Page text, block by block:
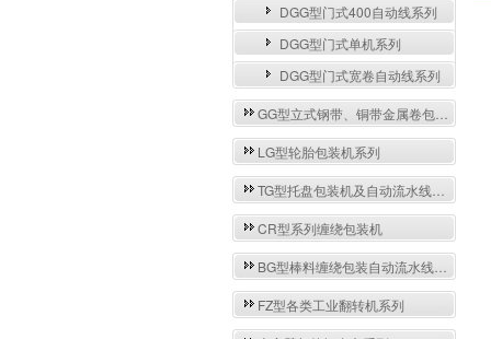
DGG型门式400自动线系列
DGG型门式单机系列
DGG型门式宽卷自动线系列
GG型立式钢带、铜带金属卷包装机系列
LG型轮胎包装机系列
TG型托盘包装机及自动流水线系列
CR型系列缠绕包装机
BG型棒料缠绕包装自动流水线系列
FZ型各类工业翻转机系列